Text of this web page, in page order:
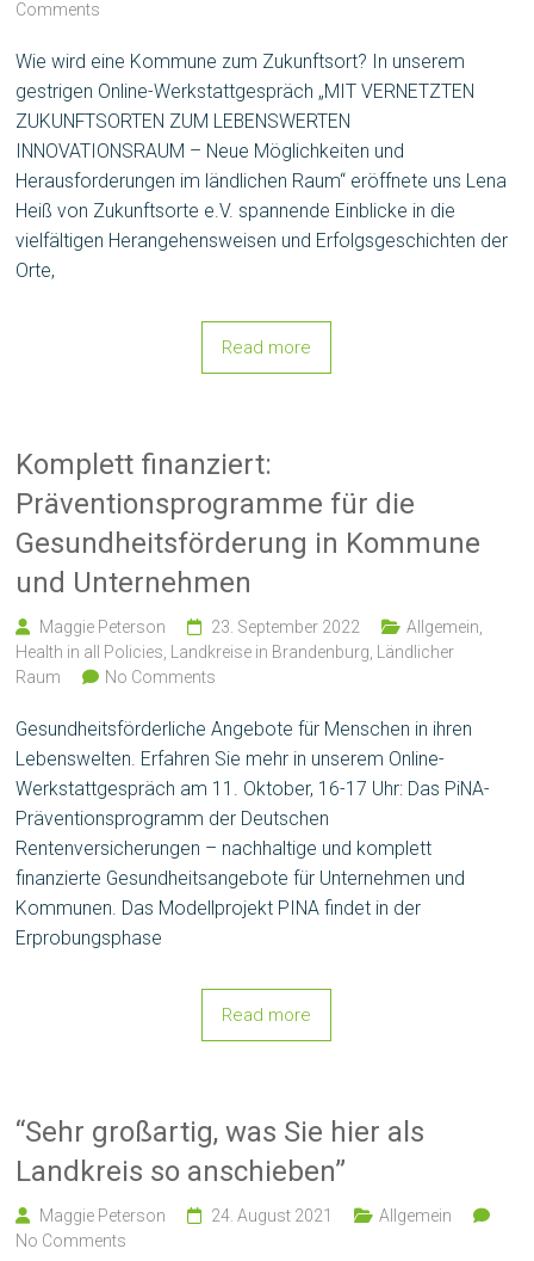
Comments
Wie wird eine Kommune zum Zukunftsort? In unserem
gestrigen Online-Werkstattgespräch „MIT VERNETZTEN
ZUKUNFTSORTEN ZUM LEBENSWERTEN
INNOVATIONSRAUM – Neue Möglichkeiten und
Herausforderungen im ländlichen Raum“ eröffnete uns Lena
Heiß von Zukunftsorte e.V. spannende Einblicke in die
vielfältigen Herangehensweisen und Erfolgsgeschichten der
Orte,
Read more
Komplett finanziert:
Präventionsprogramme für die
Gesundheitsförderung in Kommune
und Unternehmen
Maggie Peterson 23. September 2022 Allgemein
Health in all Policies
Landkreise in Brandenburg
Ländlicher
Raum
No Comments
Gesundheitsförderliche Angebote für Menschen in ihren
Lebenswelten. Erfahren Sie mehr in unserem Online-
Werkstattgespräch am 11. Oktober, 16-17 Uhr: Das PiNA-
Präventionsprogramm der Deutschen
Rentenversicherungen – nachhaltige und komplett
finanzierte Gesundheitsangebote für Unternehmen und
Kommunen. Das Modellprojekt PINA findet in der
Erprobungsphase
Read more
“Sehr großartig, was Sie hier als
Landkreis so anschieben”
Maggie Peterson 24. August 2021
Allgemein
No Comments